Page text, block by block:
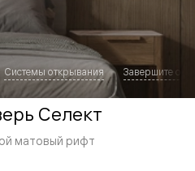
Системы открывания Завершите
Селект
матовый рифт